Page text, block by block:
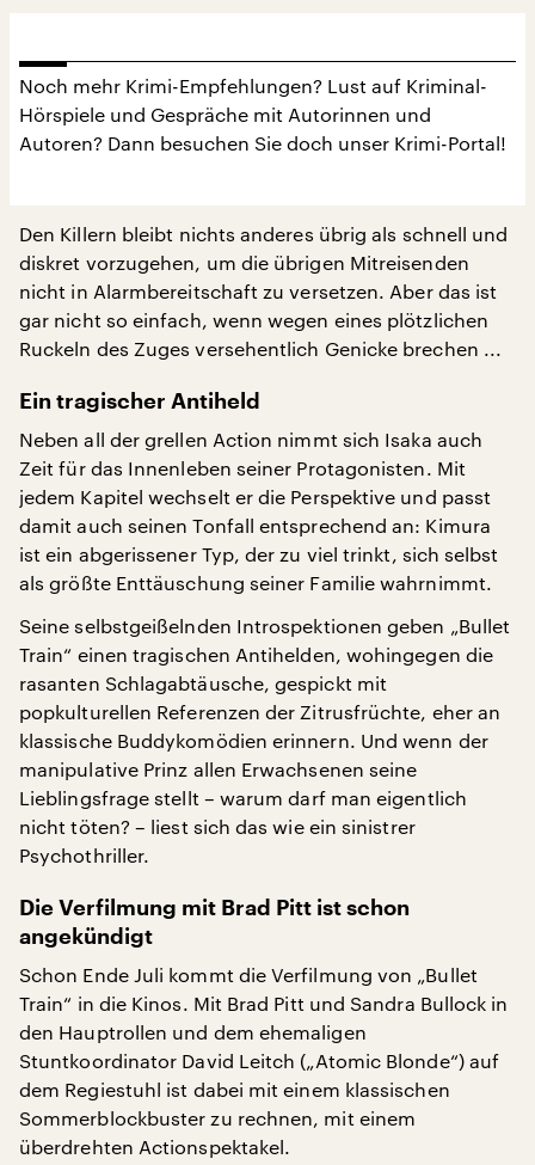
Noch mehr Krimi-Empfehlungen? Lust auf Kriminal-
Hörspiele und Gespräche mit Autorinnen und
Autoren? Dann besuchen Sie doch unser Krimi-Portal!
Den Killern bleibt nichts anderes übrig als schnell und
diskret vorzugehen, um die übrigen Mitreisenden
nicht in Alarmbereitschaft zu versetzen. Aber das ist
gar nicht so einfach, wenn wegen eines plötzlichen
Ruckeln des Zuges versehentlich Genicke brechen ...
Ein tragischer Antiheld
Neben all der grellen Action nimmt sich Isaka auch
Zeit für das Innenleben seiner Protagonisten. Mit
jedem Kapitel wechselt er die Perspektive und passt
damit auch seinen Tonfall entsprechend an: Kimura
ist ein abgerissener Typ, der zu viel trinkt, sich selbst
als größte Enttäuschung seiner Familie wahrnimmt.
Seine selbstgeißelnden Introspektionen geben „Bullet
Train“ einen tragischen Antihelden, wohingegen die
rasanten Schlagabtäusche, gespickt mit
popkulturellen Referenzen der Zitrusfrüchte, eher an
klassische Buddykomödien erinnern. Und wenn der
manipulative Prinz allen Erwachsenen seine
Lieblingsfrage stellt – warum darf man eigentlich
nicht töten? – liest sich das wie ein sinistrer
Psychothriller.
Die Verfilmung mit Brad Pitt ist schon
angekündigt
Schon Ende Juli kommt die Verfilmung von „Bullet
Train“ in die Kinos. Mit Brad Pitt und Sandra Bullock in
den Hauptrollen und dem ehemaligen
Stuntkoordinator David Leitch („Atomic Blonde“) auf
dem Regiestuhl ist dabei mit einem klassischen
Sommerblockbuster zu rechnen, mit einem
überdrehten Actionspektakel.